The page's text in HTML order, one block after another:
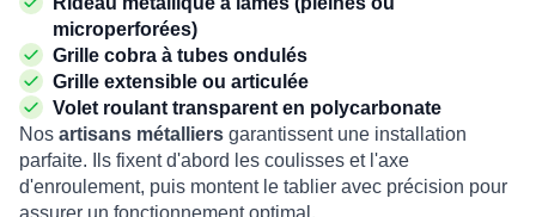
microperforées)
Grille cobra à tubes ondulés
Grille extensible ou articulée
Volet roulant transparent en polycarbonate
Nos artisans métalliers garantissent une installation
parfaite. Ils fixent d'abord les coulisses et l'axe
d'enroulement, puis montent le tablier avec précision pour
assurer un fonctionnement optimal.